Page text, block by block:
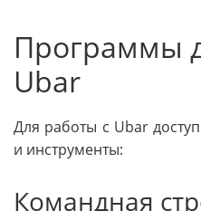
Программы
Ubar
Для работы с Ubar
и инструменты:
Командная